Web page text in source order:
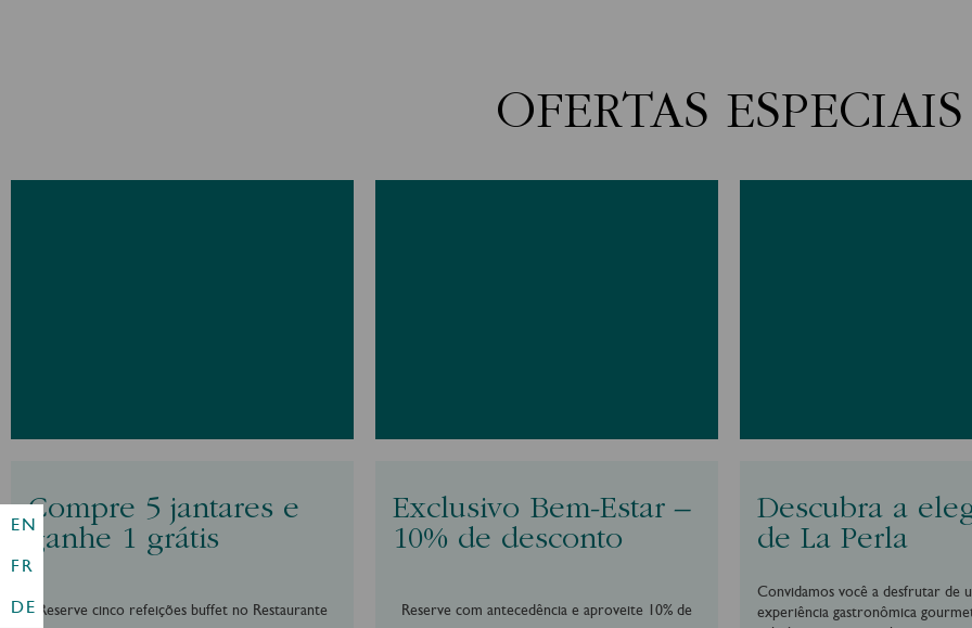
EN
FR
DE
OFERTAS ESPECIAIS
Compre 5 jantares e
ganhe 1 grátis
Reserve cinco refeições buffet no Restaurante
Exclusivo Bem-Estar –
10% de desconto
Reserve com antecedência e aproveite 10% de
Descubra a
de La Perla
Convidamos você a desfrutar de
experiência gastronômica